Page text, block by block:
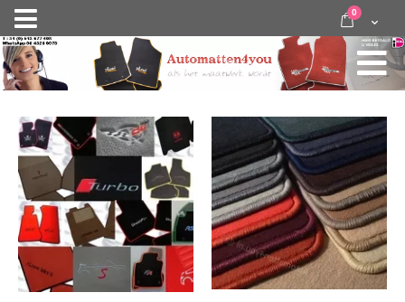
Nav
activeren
door
inhoud
Cart
0 items